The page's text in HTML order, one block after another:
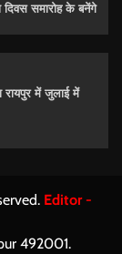
दिवस समारोह के बनेंगे
रायपुर में जुलाई में
Editor -
492001.